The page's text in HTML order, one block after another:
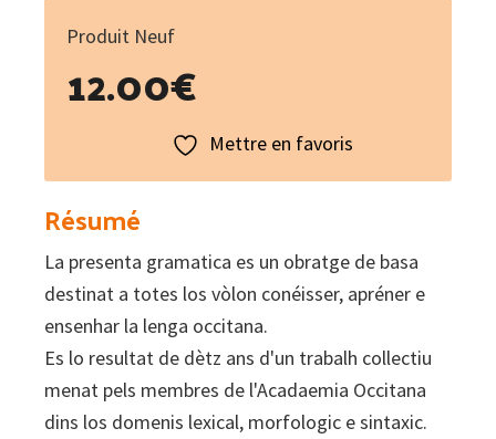
Produit Neuf
12.00€
Mettre en favoris
Résumé
La presenta gramatica es un obratge de basa
destinat a totes los vòlon conéisser, apréner e
ensenhar la lenga occitana.
Es lo resultat de dètz ans d'un trabalh collectiu
menat pels membres de l'Acadaemia Occitana
dins los domenis lexical, morfologic e sintaxic.